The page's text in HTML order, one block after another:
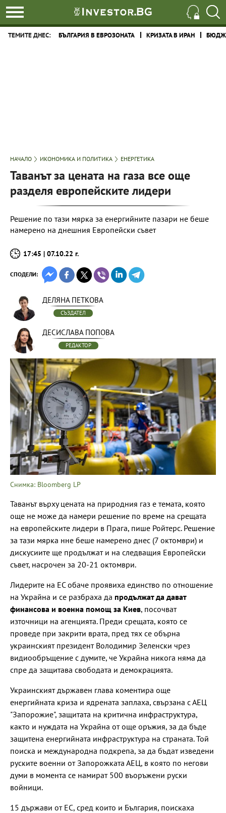
ТЕМИТЕ ДНЕС: БЪЛГАРИЯ В ЕВРОЗОНАТА КРИЗАТА В ИРАН
НАЧАЛО ИКОНОМИКА И ПОЛИТИКА ЕНЕРГЕТИКА
Таванът за цената на газа все още
разделя европейските лидери
Решение по тази мярка за енергийните пазари не беше
намерено на днешния Европейски съвет
17:45 | 07.10.22 г.
СПОДЕЛИ:
ДЕЛЯНА ПЕТКОВА
СЪЗДАТЕЛ
ДЕСИСЛАВА ПОПОВА
РЕДАКТОР
Снимка: Bloomberg LP
Таванът върху цената на природния газ е темата, която
още не може да намери решение по време на срещата
на европейските лидери в Прага, пише Ройтерс. Решение
за тази мярка нне беше намерено днес (7 октомври) и
дискусиите ще продължат и на следващия Европейски
съвет, насрочен за 20-21 октомври.
Лидерите на ЕС обаче проявиха единство по отношение
на Украйна и се разбраха да продължат да дават
финансова и военна помощ за Киев, посочват
източници на агенцията. Преди срещата, която се
проведе при закрити врата, пред тях се обърна
украинският президент Володимир Зеленски чрез
видиообръщение с думите, че Украйна никога няма да
спре да защитава свободата и демокрацията.
Украинският държавен глава коментира още
енергийната криза и ядрената заплаха, свързана с АЕЦ
"Запорожие", защитата на критична инфраструктура,
както и нуждата на Украйна от още оръжия, за да бъде
защитена енергийната инфраструктура на страната. Той
поиска и международна подкрепа, за да бъдат изведени
руските военни от Запорожката АЕЦ, в която по негови
думи в момента се намират 500 въоръжени руски
войници.
15 държави от ЕС, сред които и България, поискаха